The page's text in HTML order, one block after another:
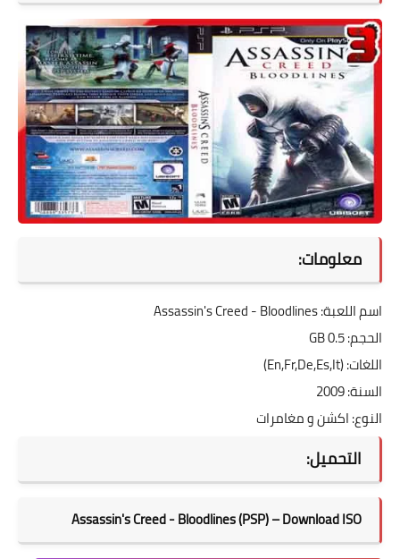
معلومات:
اسم اللعبة: Assassin's Creed - Bloodlines
الحجم: 0.5 GB
اللغات: (En,Fr,De,Es,It)
السنة: 2009
النوع: اكشن و مغامرات
التحميل:
Assassin's Creed - Bloodlines (PSP) – Download ISO